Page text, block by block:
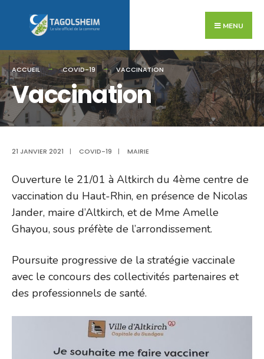
MENU
ACCUEIL COVID-19 VACCINATION
Vaccination
21 JANVIER 2021 | COVID-19 | MAIRIE
Ouverture le 21/01 à Altkirch du 4ème centre de
vaccination du Haut-Rhin, en présence de Nicolas
Jander, maire d’Altkirch, et de Mme Amelle
Ghayou, sous préfète de l’arrondissement.
Poursuite progressive de la stratégie vaccinale
avec le concours des collectivités partenaires et
des professionnels de santé.
for: